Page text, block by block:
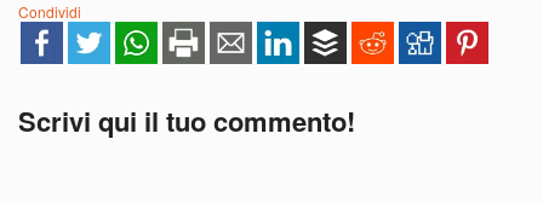
Condividi
Scrivi qui il tuo commento!